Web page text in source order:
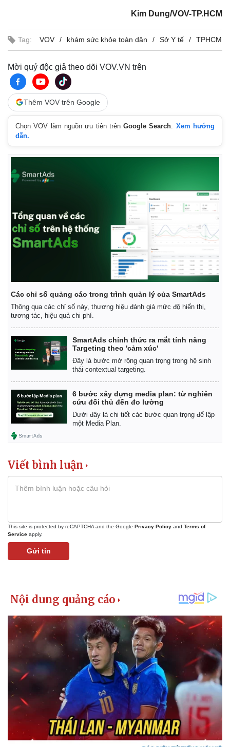
Kinh tế
Bất động sản
Khởi nghiệp
Giá vàng
Giá cà phê
Kim Dung/VOV-TP.HCM
Tag: VOV khám sức khỏe toàn dân Sở Y tế TPHCM
Mời quý độc giả theo dõi VOV.VN trên
Thêm VOV trên Google
Chọn VOV làm nguồn ưu tiên trênGoogle Search
Xem hướng
dẫn.
Các chỉ số quảng cáo trong trình quản lý của SmartAds
Thông qua các chỉ số này, thương hiệu đánh giá mức độ hiển thị,
tương tác, hiệu quả chi phí.
SmartAds chính thức ra mắt tính năng
Targeting theo 'cảm xúc'
Đây là bước mở rộng quan trọng trong hệ sinh
thái contextual targeting.
6 bước xây dựng media plan: từ nghiên
cứu đối thủ đến đo lường
Dưới đây là chi tiết các bước quan trọng để lập
một Media Plan.
Viết bình luận
This site is protected by reCAPTCHA and the Google Privacy Policy and Terms of
Service apply.
Gửi tin